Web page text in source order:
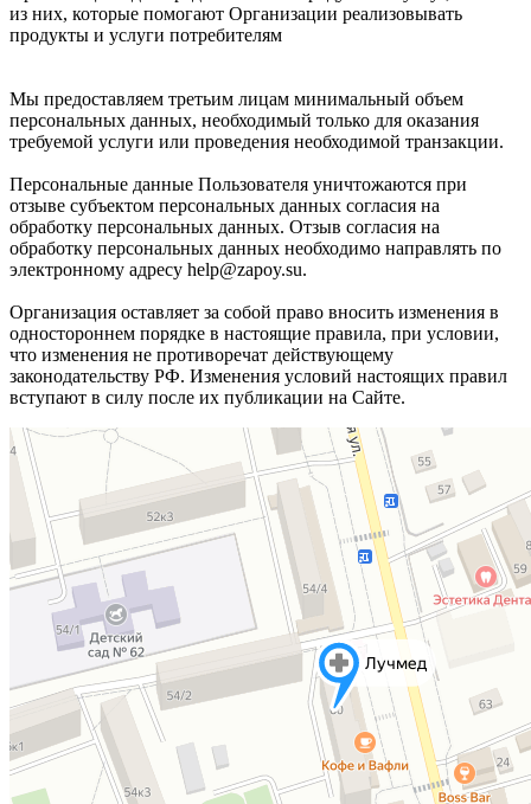
из них, которые помогают Организации реализовывать
продукты и услуги потребителям
Мы предоставляем третьим лицам минимальный объем
персональных данных, необходимый только для оказания
требуемой услуги или проведения необходимой транзакции.
Персональные данные Пользователя уничтожаются при
отзыве субъектом персональных данных согласия на
обработку персональных данных. Отзыв согласия на
обработку персональных данных необходимо направлять по
электронному адресу help@zapoy.su.
Организация оставляет за собой право вносить изменения в
одностороннем порядке в настоящие правила, при условии,
что изменения не противоречат действующему
законодательству РФ. Изменения условий настоящих правил
вступают в силу после их публикации на Сайте.